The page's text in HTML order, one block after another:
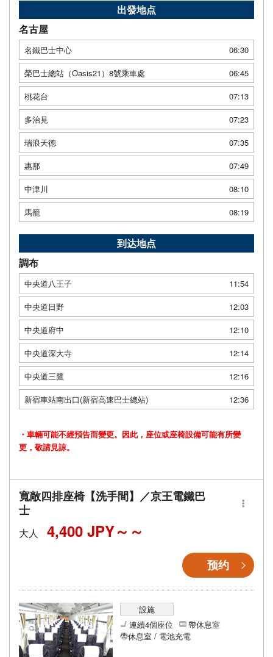
出發地点
名古屋
名鐵巴士中心
06:30
榮巴士總站（Oasis21）8號乘車處
06:45
桃花台
07:13
多治見
07:23
瑞浪天德
07:35
惠那
07:49
中津川
08:10
馬籠
08:19
到达地点
調布
中央道八王子
11:54
中央道日野
12:03
中央道府中
12:10
中央道深大寺
12:14
中央道三鷹
12:16
新宿車站南出口(新宿高速巴士總站)
12:36
・車輛可能不經預告而變更。因此，座位或座椅設備可能有所變
更，敬請見諒。
寬敞四排座椅【洗手間】／京王電鐵巴
士
大人 4,400 JPY～
预约
設施
連續4個座位
帶休息室
帶休息室 / 電池充電